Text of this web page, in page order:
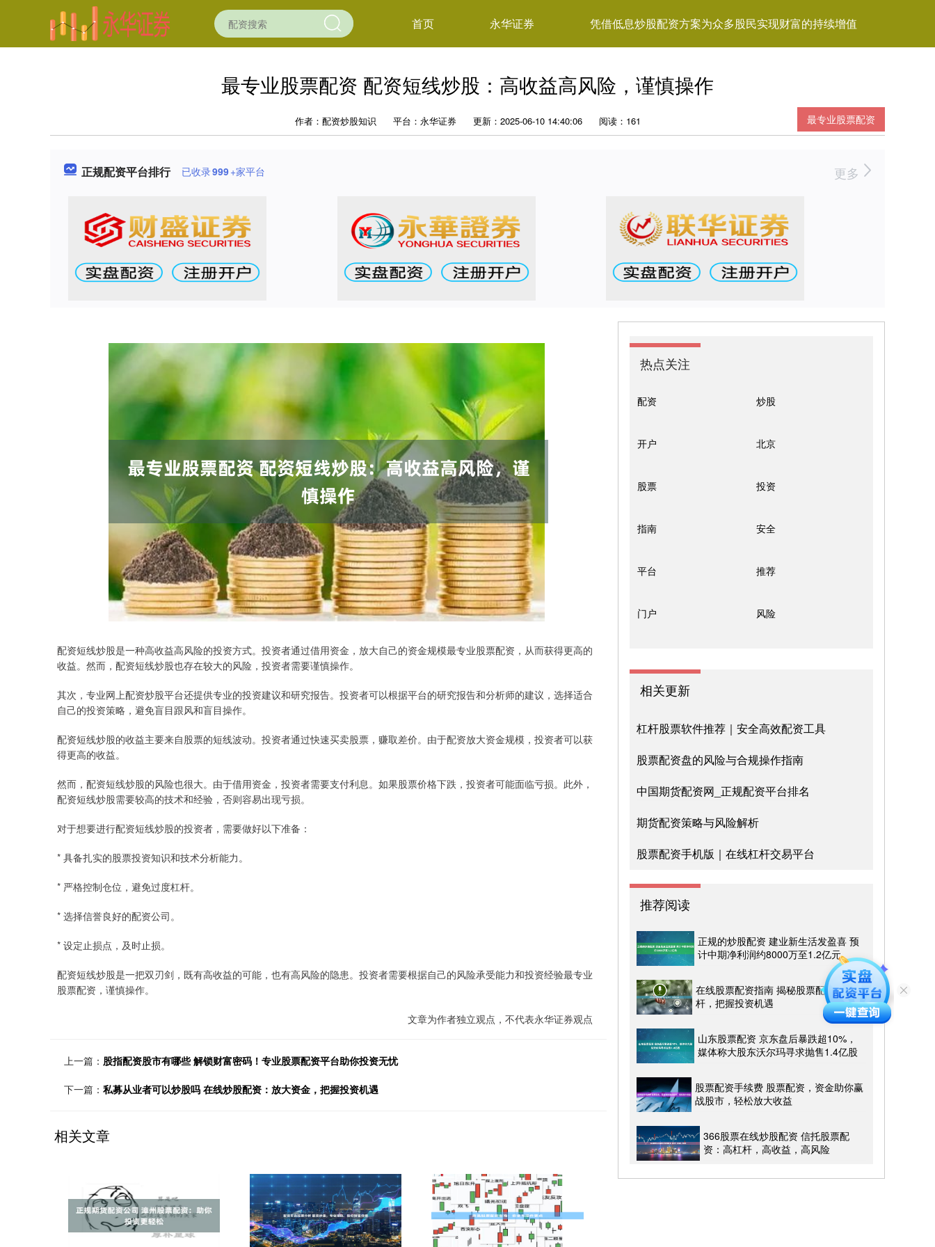
首页 永华证券 凭借低息炒股配资方案为众多股民实现财富的持续增值
最专业股票配资 配资短线炒股：高收益高风险，谨慎操作
最专业股票配资
作者：配资炒股知识 平台：永华证券 更新：2025-06-10 14:40:06 阅读：161
正规配资平台排行 已收录999+家平台 更多
配资短线炒股是一种高收益高风险的投资方式。投资者通过借用资金，放大自己的资金规模最专业股票配资，从而获得更高的
收益。然而，配资短线炒股也存在较大的风险，投资者需要谨慎操作。
其次，专业网上配资炒股平台还提供专业的投资建议和研究报告。投资者可以根据平台的研究报告和分析师的建议，选择适合
自己的投资策略，避免盲目跟风和盲目操作。
配资短线炒股的收益主要来自股票的短线波动。投资者通过快速买卖股票，赚取差价。由于配资放大资金规模，投资者可以获
得更高的收益。
然而，配资短线炒股的风险也很大。由于借用资金，投资者需要支付利息。如果股票价格下跌，投资者可能面临亏损。此外，
配资短线炒股需要较高的技术和经验，否则容易出现亏损。
对于想要进行配资短线炒股的投资者，需要做好以下准备：
* 具备扎实的股票投资知识和技术分析能力。
* 严格控制仓位，避免过度杠杆。
* 选择信誉良好的配资公司。
* 设定止损点，及时止损。
配资短线炒股是一把双刃剑，既有高收益的可能，也有高风险的隐患。投资者需要根据自己的风险承受能力和投资经验最专业
股票配资，谨慎操作。
文章为作者独立观点，不代表永华证券观点
上一篇： 股指配资股市有哪些 解锁财富密码！专业股票配资平台助你投资无忧
下一篇： 私募从业者可以炒股吗 在线炒股配资：放大资金，把握投资机遇
相关文章
热点关注
配资 炒股
开户 北京
股票 投资
指南 安全
平台 推荐
门户 风险
相关更新
杠杆股票软件推荐｜安全高效配资工具
股票配资盘的风险与合规操作指南
中国期货配资网_正规配资平台排名
期货配资策略与风险解析
股票配资手机版｜在线杠杆交易平台
推荐阅读
正规的炒股配资 建业新生活发盈喜 预
计中期净利润约8000万至1.2亿元
在线股票配资指南 揭秘股票配资最高杠
杆，把握投资机遇
山东股票配资 京东盘后暴跌超10%，
媒体称大股东沃尔玛寻求抛售1.4亿股
股票配资手续费 股票配资，资金助你赢
战股市，轻松放大收益
366股票在线炒股配资 信托股票配
资：高杠杆，高收益，高风险